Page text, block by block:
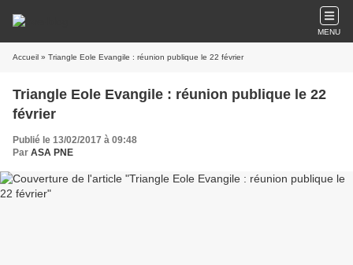
MENU
Accueil » Triangle Eole Evangile : réunion publique le 22 février
Triangle Eole Evangile : réunion publique le 22
février
Publié le 13/02/2017 à 09:48
Par ASA PNE